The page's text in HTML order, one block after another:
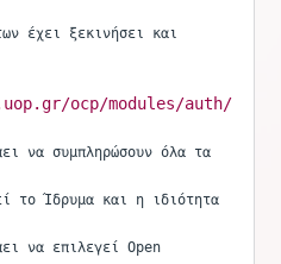
έχει ξεκινήσει και
ocp/modules/auth/
να συμπληρώσουν όλα τα
το Ίδρυμα και η ιδιότητα
να επιλεγεί Open